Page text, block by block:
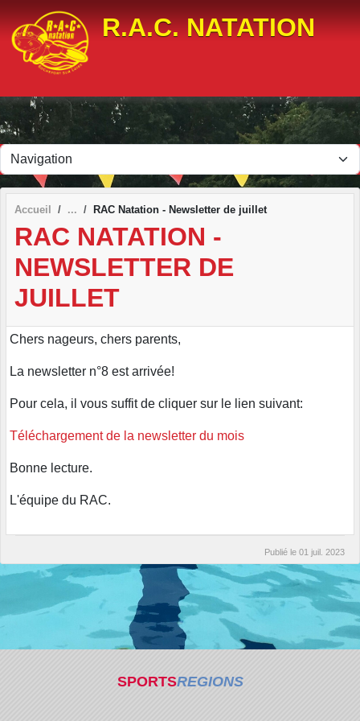
R.A.C. NATATION
Accueil RAC Natation - Newsletter de juillet
RAC NATATION -
NEWSLETTER DE
JUILLET
Chers nageurs, chers parents,
La newsletter n°8 est arrivée!
Pour cela, il vous suffit de cliquer sur le lien suivant:
Téléchargement de la newsletter du mois
Bonne lecture.
L'équipe du RAC.
Publié le 01 juil. 2023
SPORTSREGIONS
Panneau de gestion des cookies